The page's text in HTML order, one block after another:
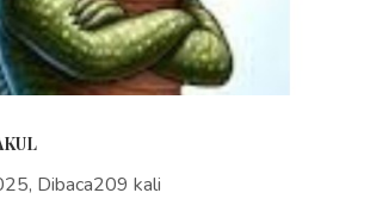
Dibaca209 kali